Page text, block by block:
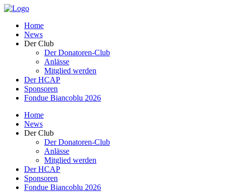
Home
News
Der Club
Der Donatoren-Club
Anlässe
Mitglied werden
Der HCAP
Sponsoren
Fondue Biancoblu 2026
Home
News
Der Club
Der Donatoren-Club
Anlässe
Mitglied werden
Der HCAP
Sponsoren
Fondue Biancoblu 2026